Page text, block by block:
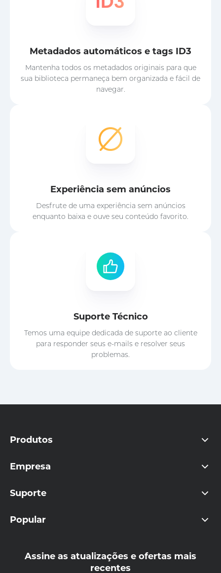
Metadados automáticos e tags ID3
Mantenha todos os metadados originais para que
sua biblioteca permaneça bem organizada e fácil de
navegar.
Experiência sem anúncios
Desfrute de uma experiência sem anúncios
enquanto baixa e ouve seu conteúdo favorito.
Suporte Técnico
Temos uma equipe dedicada de suporte ao cliente
para responder seus e-mails e resolver seus
problemas.
Produtos
Empresa
Suporte
Popular
Assine as atualizações e ofertas mais
recentes